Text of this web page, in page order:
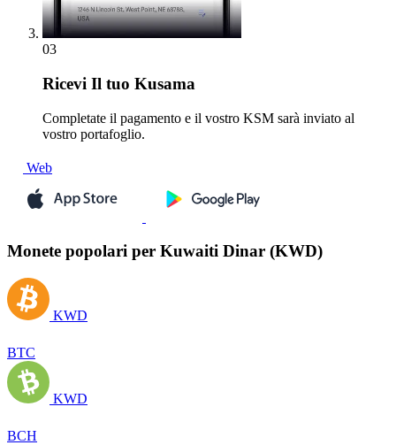
03
Ricevi Il tuo Kusama
Completate il pagamento e il vostro KSM sarà inviato al
vostro portafoglio.
Web
Monete popolari per Kuwaiti Dinar (KWD)
KWD
BTC
KWD
BCH